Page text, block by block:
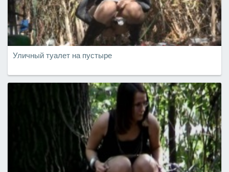
Уличный туалет на пустыре